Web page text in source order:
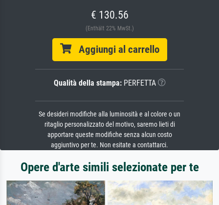
€ 130.56
(Enthält 22% MwSt.)
Aggiungi al carrello
Qualità della stampa:PERFETTA
Se desideri modifiche alla luminosità e al colore o un
ritaglio personalizzato del motivo, saremo lieti di
apportare queste modifiche senza alcun costo
aggiuntivo per te. Non esitate a contattarci.
Opere d'arte simili selezionate per te